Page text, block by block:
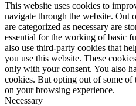
This website uses cookies to
navigate through the website. Out
are categorized as necessary are
essential for the working of basic
also use third-party cookies that
you use this website. These
only with your consent. You also
cookies. But opting out of some of
on your browsing experience.
Necessary